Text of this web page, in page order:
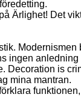
Ärlighet! Det
Modernismen
ingen anledning
Decoration is
mina mantran.